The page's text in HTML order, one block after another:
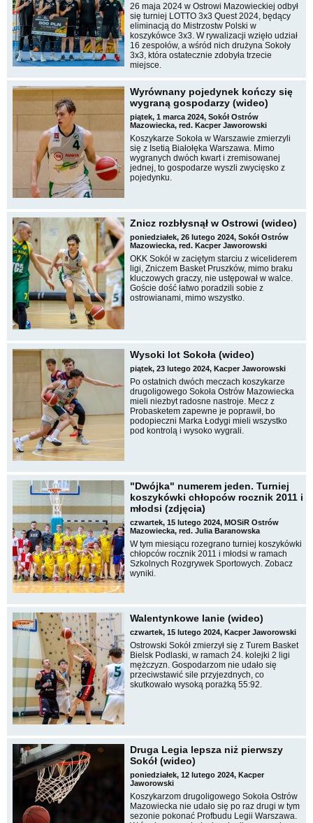
26 maja 2024 w Ostrowi Mazowieckiej odbył
się turniej LOTTO 3x3 Quest 2024, będący
eliminacją do Mistrzostw Polski w
koszykówce 3x3. W rywalizacji wzięło udział
16 zespołów, a wśród nich drużyna Sokoły
3x3, która ostatecznie zdobyła trzecie
miejsce.
Wyrównany pojedynek kończy się
wygraną gospodarzy (wideo)
piątek, 1 marca 2024, Sokół Ostrów
Mazowiecka, red. Kacper Jaworowski
Koszykarze Sokoła w Warszawie zmierzyli
się z Isetią Białołęka Warszawa. Mimo
wygranych dwóch kwart i zremisowanej
jednej, to gospodarze wyszli zwycięsko z
pojedynku.
Znicz rozbłysnął w Ostrowi (wideo)
poniedziałek, 26 lutego 2024, Sokół Ostrów
Mazowiecka, red. Kacper Jaworowski
OKK Sokół w zaciętym starciu z wiceliderem
ligi, Zniczem Basket Pruszków, mimo braku
kluczowych graczy, nie ustępował w walce.
Goście dość łatwo poradzili sobie z
ostrowianami, mimo wszystko.
Wysoki lot Sokoła (wideo)
piątek, 23 lutego 2024, Kacper Jaworowski
Po ostatnich dwóch meczach koszykarze
drugoligowego Sokoła Ostrów Mazowiecka
mieli niezbyt radosne nastroje. Mecz z
Probasketem zapewne je poprawił, bo
podopieczni Marka Łodygi mieli wszystko
pod kontrolą i wysoko wygrali.
"Dwójka" numerem jeden. Turniej
koszykówki chłopców rocznik 2011 i
młodsi (zdjęcia)
czwartek, 15 lutego 2024, MOSiR Ostrów
Mazowiecka, red. Julia Baranowska
W tym miesiącu rozegrano turniej koszykówki
chłopców rocznik 2011 i młodsi w ramach
Szkolnych Rozgrywek Sportowych. Zobacz
wyniki.
Walentynkowe lanie (wideo)
czwartek, 15 lutego 2024, Kacper Jaworowski
Ostrowski Sokół zmierzył się z Turem Basket
Bielsk Podlaski, w ramach 24. kolejki 2 ligi
mężczyzn. Gospodarzom nie udało się
przeciwstawić sile przyjezdnych, co
skutkowało wysoką porażką 55:92.
Druga Legia lepsza niż pierwszy
Sokół (wideo)
poniedziałek, 12 lutego 2024, Kacper
Jaworowski
Koszykarzom drugoligowego Sokoła Ostrów
Mazowiecka nie udało się po raz drugi w tym
sezonie pokonać Profbudu Legii Warszawa.